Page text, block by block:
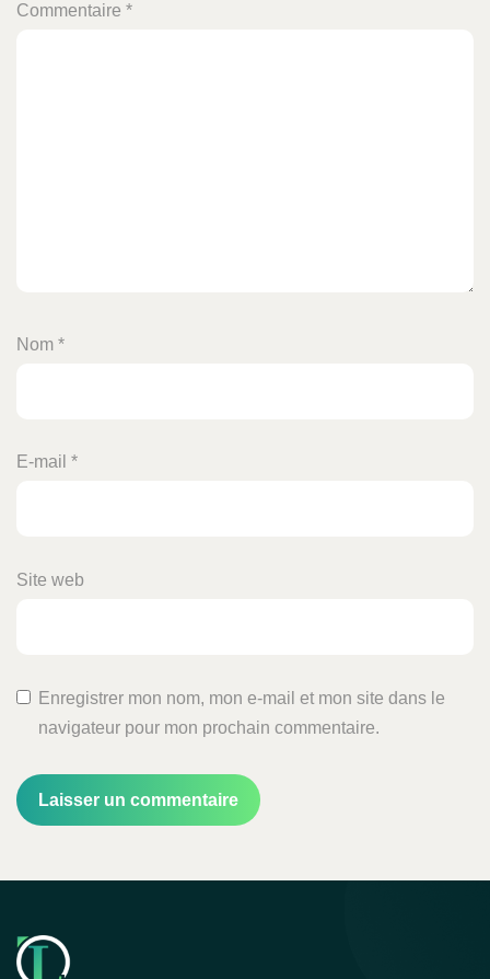
Commentaire *
Nom *
E-mail *
Site web
Enregistrer mon nom, mon e-mail et mon site dans le
navigateur pour mon prochain commentaire.